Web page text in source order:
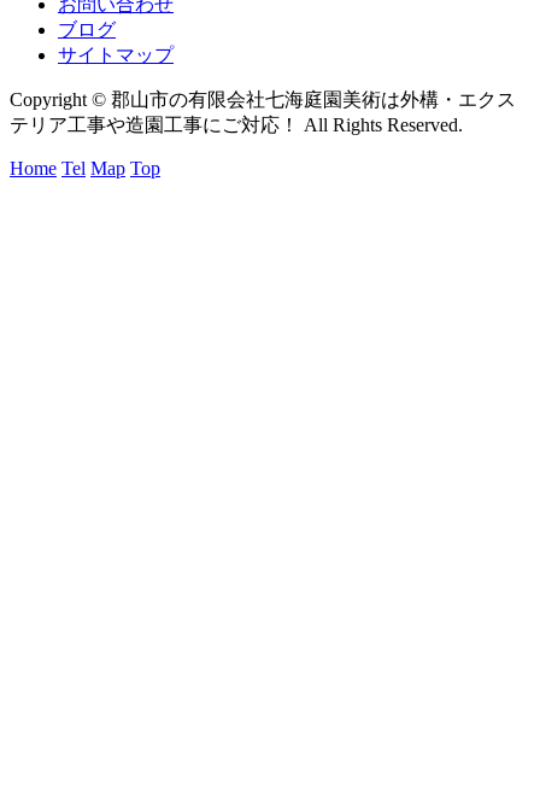
お問い合わせ
ブログ
サイトマップ
Copyright © 郡山市の有限会社七海庭園美術は外構・エクス
テリア工事や造園工事にご対応！ All Rights Reserved.
Home Tel Map Top